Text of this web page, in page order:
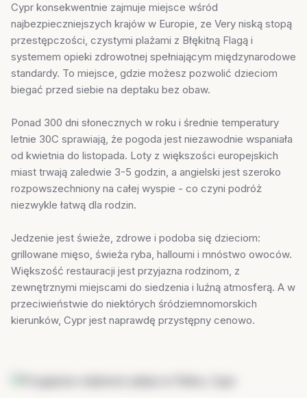
Cypr konsekwentnie zajmuje miejsce wśród
najbezpieczniejszych krajów w Europie, ze Very niską stopą
przestępczości, czystymi plażami z Błękitną Flagą i
systemem opieki zdrowotnej spełniającym międzynarodowe
standardy. To miejsce, gdzie możesz pozwolić dzieciom
biegać przed siebie na deptaku bez obaw.
Ponad 300 dni słonecznych w roku i średnie temperatury
letnie 30C sprawiają, że pogoda jest niezawodnie wspaniała
od kwietnia do listopada. Loty z większości europejskich
miast trwają zaledwie 3-5 godzin, a angielski jest szeroko
rozpowszechniony na całej wyspie - co czyni podróż
niezwykle łatwą dla rodzin.
Jedzenie jest świeże, zdrowe i podoba się dzieciom:
grillowane mięso, świeża ryba, halloumi i mnóstwo owoców.
Większość restauracji jest przyjazna rodzinom, z
zewnętrznymi miejscami do siedzenia i luźną atmosferą. A w
przeciwieństwie do niektórych śródziemnomorskich
kierunków, Cypr jest naprawdę przystępny cenowo.